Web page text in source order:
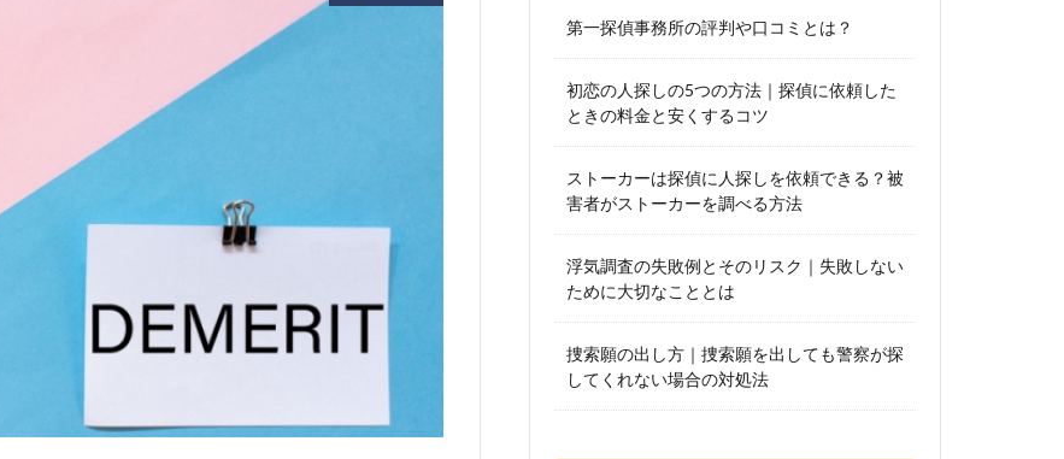
第一探偵事務所の評判や口コミとは？
初恋の人探しの5つの方法｜探偵に依頼した
ときの料金と安くするコツ
ストーカーは探偵に人探しを依頼できる？被
害者がストーカーを調べる方法
浮気調査の失敗例とそのリスク｜失敗しない
ために大切なこととは
捜索願の出し方｜捜索願を出しても警察が探
してくれない場合の対処法